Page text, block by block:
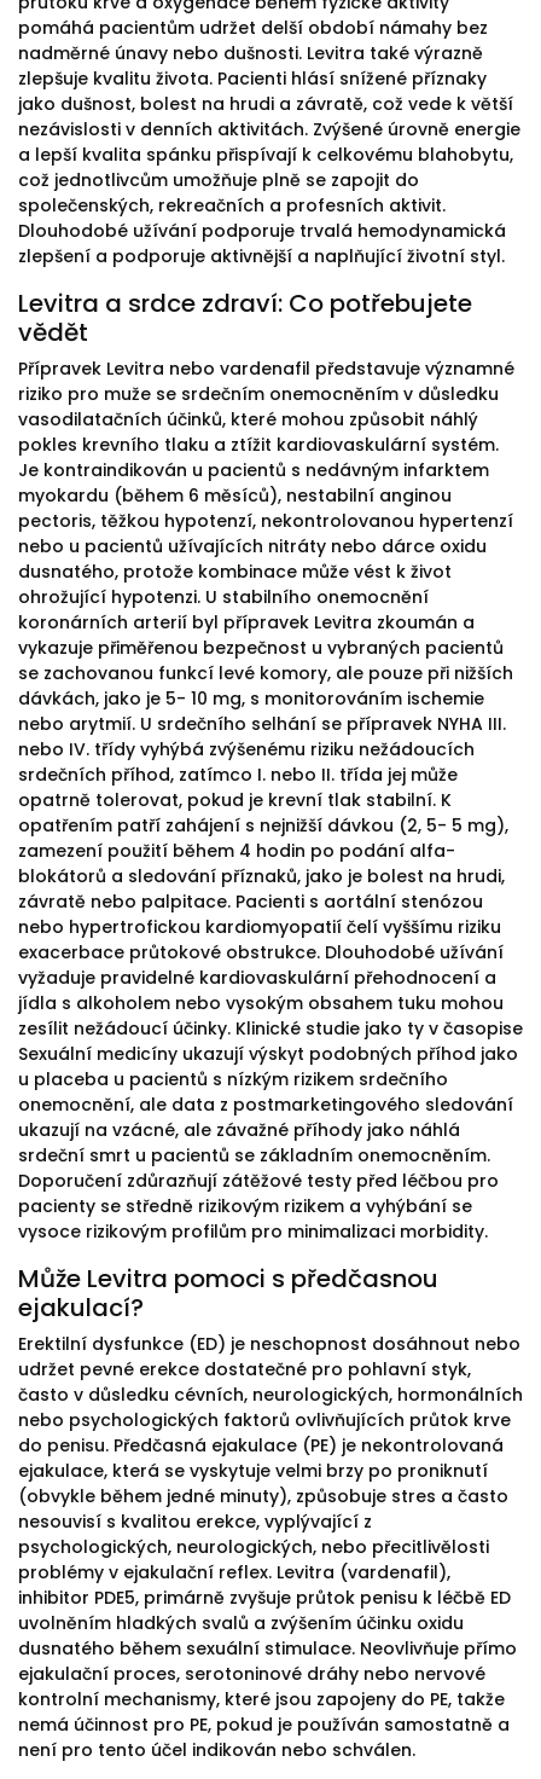
pomáhá pacientům udržet delší období námahy bez
nadměrné únavy nebo dušnosti. Levitra také výrazně
zlepšuje kvalitu života. Pacienti hlásí snížené příznaky
jako dušnost, bolest na hrudi a závratě, což vede k větší
nezávislosti v denních aktivitách. Zvýšené úrovně energie
a lepší kvalita spánku přispívají k celkovému blahobytu,
což jednotlivcům umožňuje plně se zapojit do
společenských, rekreačních a profesních aktivit.
Dlouhodobé užívání podporuje trvalá hemodynamická
zlepšení a podporuje aktivnější a naplňující životní styl.
Levitra a srdce zdraví: Co potřebujete
vědět
Přípravek Levitra nebo vardenafil představuje významné
riziko pro muže se srdečním onemocněním v důsledku
vasodilatačních účinků, které mohou způsobit náhlý
pokles krevního tlaku a ztížit kardiovaskulární systém.
Je kontraindikován u pacientů s nedávným infarktem
myokardu (během 6 měsíců), nestabilní anginou
pectoris, těžkou hypotenzí, nekontrolovanou hypertenzí
nebo u pacientů užívajících nitráty nebo dárce oxidu
dusnatého, protože kombinace může vést k život
ohrožující hypotenzi. U stabilního onemocnění
koronárních arterií byl přípravek Levitra zkoumán a
vykazuje přiměřenou bezpečnost u vybraných pacientů
se zachovanou funkcí levé komory, ale pouze při nižších
dávkách, jako je 5- 10 mg, s monitorováním ischemie
nebo arytmií. U srdečního selhání se přípravek NYHA III.
nebo IV. třídy vyhýbá zvýšenému riziku nežádoucích
srdečních příhod, zatímco I. nebo II. třída jej může
opatrně tolerovat, pokud je krevní tlak stabilní. K
opatřením patří zahájení s nejnižší dávkou (2, 5- 5 mg),
zamezení použití během 4 hodin po podání alfa-
blokátorů a sledování příznaků, jako je bolest na hrudi,
závratě nebo palpitace. Pacienti s aortální stenózou
nebo hypertrofickou kardiomyopatií čelí vyššímu riziku
exacerbace průtokové obstrukce. Dlouhodobé užívání
vyžaduje pravidelné kardiovaskulární přehodnocení a
jídla s alkoholem nebo vysokým obsahem tuku mohou
zesílit nežádoucí účinky. Klinické studie jako ty v časopise
Sexuální medicíny ukazují výskyt podobných příhod jako
u placeba u pacientů s nízkým rizikem srdečního
onemocnění, ale data z postmarketingového sledování
ukazují na vzácné, ale závažné příhody jako náhlá
srdeční smrt u pacientů se základním onemocněním.
Doporučení zdůrazňují zátěžové testy před léčbou pro
pacienty se středně rizikovým rizikem a vyhýbání se
vysoce rizikovým profilům pro minimalizaci morbidity.
Může Levitra pomoci s předčasnou
ejakulací?
Erektilní dysfunkce (ED) je neschopnost dosáhnout nebo
udržet pevné erekce dostatečné pro pohlavní styk,
často v důsledku cévních, neurologických, hormonálních
nebo psychologických faktorů ovlivňujících průtok krve
do penisu. Předčasná ejakulace (PE) je nekontrolovaná
ejakulace, která se vyskytuje velmi brzy po proniknutí
(obvykle během jedné minuty), způsobuje stres a často
nesouvisí s kvalitou erekce, vyplývající z
psychologických, neurologických, nebo přecitlivělosti
problémy v ejakulační reflex. Levitra (vardenafil),
inhibitor PDE5, primárně zvyšuje průtok penisu k léčbě ED
uvolněním hladkých svalů a zvýšením účinku oxidu
dusnatého během sexuální stimulace. Neovlivňuje přímo
ejakulační proces, serotoninové dráhy nebo nervové
kontrolní mechanismy, které jsou zapojeny do PE, takže
nemá účinnost pro PE, pokud je používán samostatně a
není pro tento účel indikován nebo schválen.